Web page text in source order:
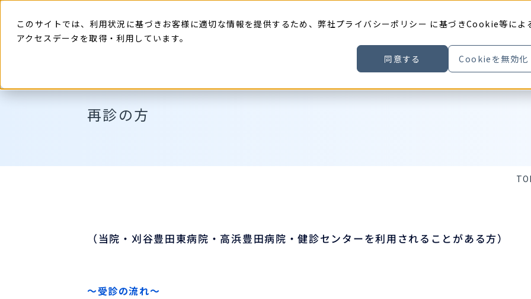
このサイトでは、利用状況に基づきお客様に適切な情報を提供するため、弊社プライバシーポリシー に基づきCookie等によ
アクセスデータを取得・利用しています。
同意する
Cookieを無効化
本
再診の方
（当院・刈谷豊田東病院・高浜豊田病院・健診センターを利用されることがある方）
～受診の流れ～